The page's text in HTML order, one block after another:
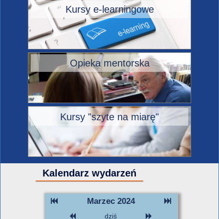
Kursy e-learningowe
Opieka mentorska
Kursy "szyte na miarę"
Kalendarz wydarzeń
Marzec 2024
dziś